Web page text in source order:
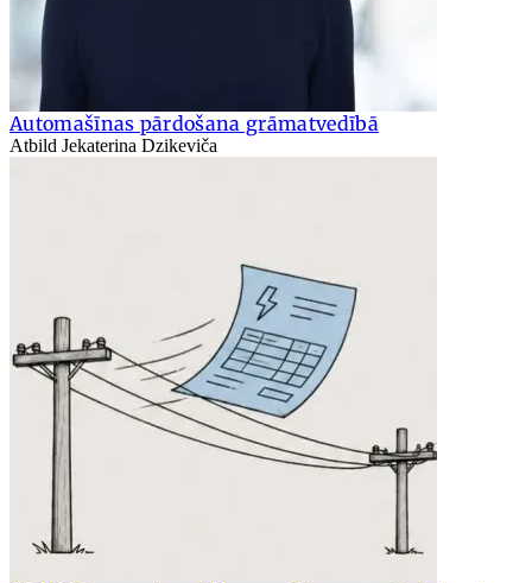
Automašīnas pārdošana grāmatvedībā
Atbild Jekaterina Dzikeviča